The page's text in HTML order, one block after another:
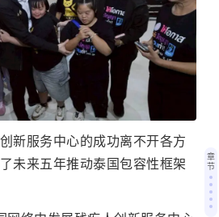
新服务中心的成功离不开各方
未来五年推动泰国包容性框架
章
节